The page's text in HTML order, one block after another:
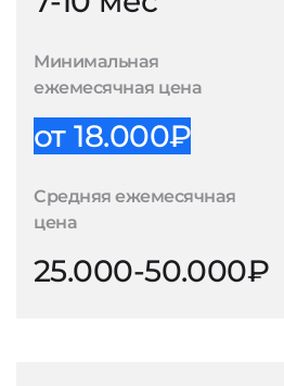
Минимальная
ежемесячная цена
от 18.000₽
Средняя ежемесячная
цена
25.000-50.000₽